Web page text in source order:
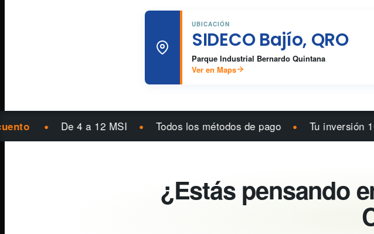
UBICACIÓN
SIDECO Bajío, QRO
Parque Industrial Bernardo Quintana
Ver en Maps
• De 4 a 12 MSI • Todos los métodos de pago • Tu inversión 100%
¿Estás pensando